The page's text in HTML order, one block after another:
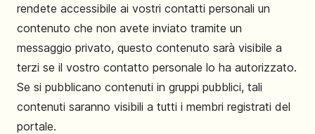
rendete accessibile ai vostri contatti personali un
contenuto che non avete inviato tramite un
messaggio privato, questo contenuto sarà visibile a
terzi se il vostro contatto personale lo ha autorizzato.
Se si pubblicano contenuti in gruppi pubblici, tali
contenuti saranno visibili a tutti i membri registrati del
portale.